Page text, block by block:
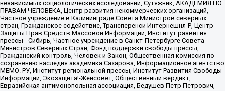
независимых социологических исследований, Сутяжник, АКАДЕМИЯ ПО
ПРАВАМ ЧЕЛОВЕКА, Центр развития некоммерческих организаций,
Частное учреждение в Калининграде Совета Министров северных
стран, Гражданское содействие, Трансперенси Интернешнл-Р, Центр
Защиты Прав Средств Массовой Информации, Институт развития
прессы - Сибирь, Частное учреждение в Санкт-Петербурге Совета
Министров Северных Стран, Фонд поддержки свободы прессы,
Гражданский контроль, Человек и Закон, Общественная комиссия по
сохранению наследия академика Сахарова, Информационное агентство
МЕМО. РУ, Институт региональной прессы, Институт Развития Свободы
Информации, Экозащита!-Женсовет, Общественный вердикт,
Евразийская антимонопольная ассоциация, Бедушев Петр Петрович,